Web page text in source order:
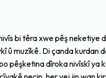
bi têra xwe pêş neketiye
muzîkê. Di çanda kurdan
pêşketina dîroka nivîskî ya